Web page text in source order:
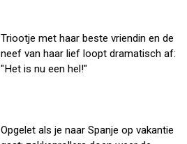
Triootje met haar beste vriendin en de
neef van haar lief loopt dramatisch af:
"Het is nu een hel!"
Opgelet als je naar Spanje op vakantie